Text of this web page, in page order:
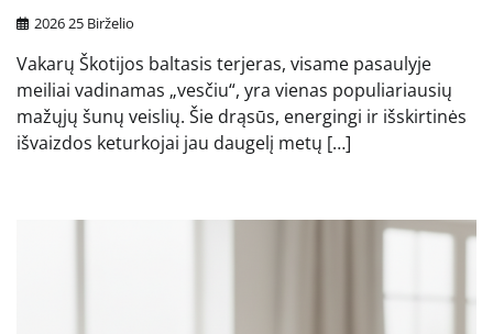
2026 25 Birželio
Vakarų Škotijos baltasis terjeras, visame pasaulyje
meiliai vadinamas „vesčiu“, yra vienas populiariausių
mažųjų šunų veislių. Šie drąsūs, energingi ir išskirtinės
išvaizdos keturkojai jau daugelį metų […]